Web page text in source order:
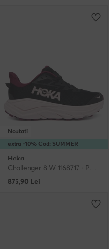
extra -10% Cod: SUMMER
Noutati
Hoka
Challenger 8 W 1168717 · Pantofi pentru alergare
875,90 Lei